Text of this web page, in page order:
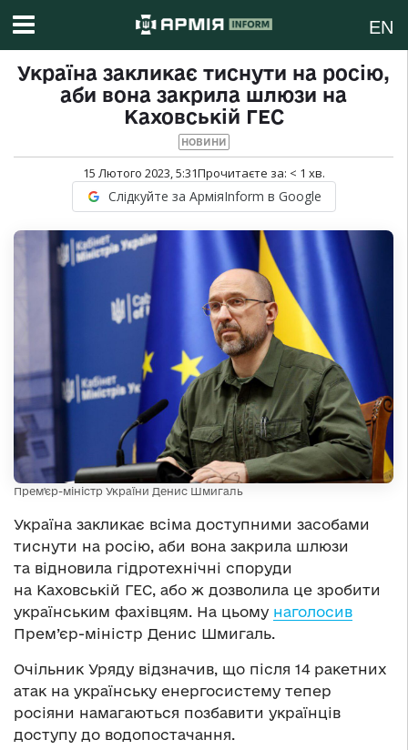
EN
Україна закликає тиснути на росію,
аби вона закрила шлюзи на
Каховській ГЕС
НОВИНИ
15 Лютого 2023, 5:31Прочитаєте за: < 1 хв.
Слідкуйте за АрміяInform в Google
Прем'єр-міністр України Денис Шмигаль
Україна закликає всіма доступними засобами
тиснути на росію, аби вона закрила шлюзи
та відновила гідротехнічні споруди
на Каховській ГЕС, або ж дозволила це зробити
українським фахівцям. На цьому наголосив
Прем’єр-міністр Денис Шмигаль.
Очільник Уряду відзначив, що після 14 ракетних
атак на українську енергосистему тепер
росіяни намагаються позбавити українців
доступу до водопостачання.